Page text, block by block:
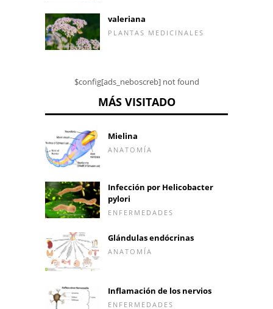
valeriana
PLANTAS MEDICINALES
$config[ads_neboscreb] not found
MÁS VISITADO
Mielina
ANATOMÍA
Infección por Helicobacter
pylori
ENFERMEDADES
Glándulas endócrinas
ANATOMÍA
Inflamación de los nervios
ENFERMEDADES